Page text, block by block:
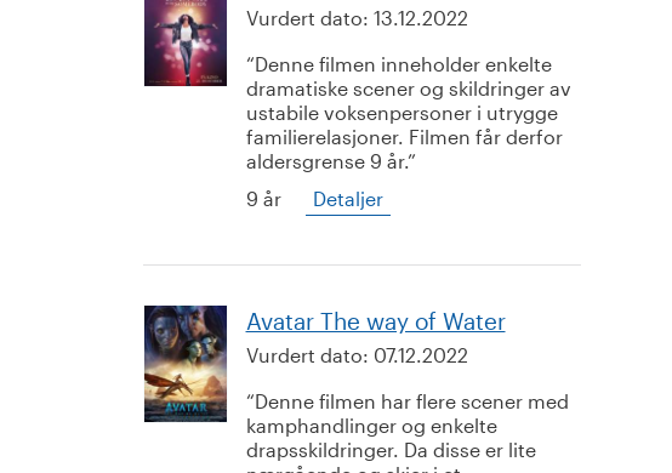
Vurdert dato: 13.12.2022
Denne filmen inneholder enkelte
dramatiske scener og skildringer av
ustabile voksenpersoner i utrygge
familierelasjoner. Filmen får derfor
aldersgrense 9 år.
9 år
Detaljer
Avatar The way of Water
Vurdert dato: 07.12.2022
Denne filmen har flere scener med
kamphandlinger og enkelte
drapsskildringer. Da disse er lite